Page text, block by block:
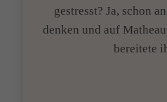
gestresst? Ja, schon
denken und auf
bereitete